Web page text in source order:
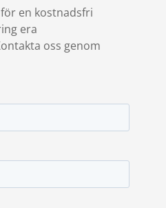
en kostnadsfri
era
oss genom